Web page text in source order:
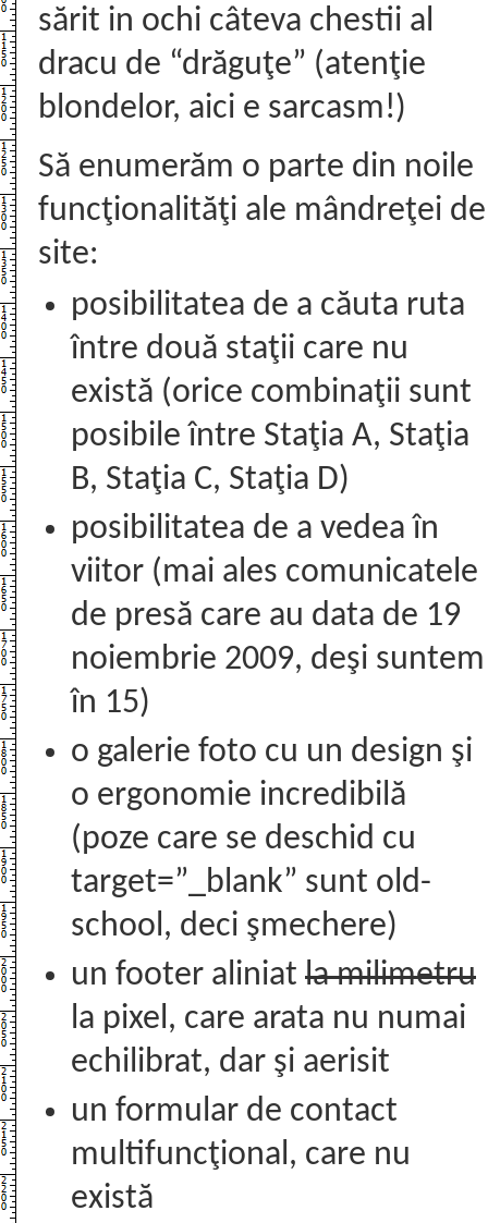
sărit in ochi câteva chestii al
dracu de “drăguţe” (atenţie
blondelor, aici e sarcasm!)
Să enumerăm o parte din noile
funcţionalităţi ale mândreţei de
site:
posibilitatea de a căuta ruta
între două staţii care nu
există (orice combinaţii sunt
posibile între Staţia A, Staţia
B, Staţia C, Staţia D)
posibilitatea de a vedea în
viitor (mai ales comunicatele
de presă care au data de 19
noiembrie 2009, deşi suntem
în 15)
o galerie foto cu un design şi
o ergonomie incredibilă
(poze care se deschid cu
target=”_blank” sunt old-
school, deci şmechere)
un footer aliniat la milimetru
la pixel, care arata nu numai
echilibrat, dar şi aerisit
un formular de contact
multifuncţional, care nu
există